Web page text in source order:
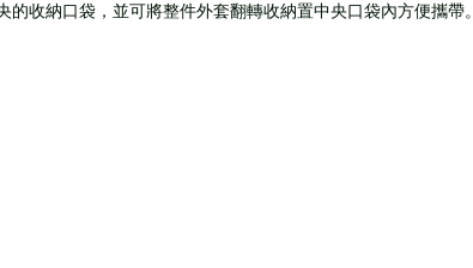
收納口袋，並可將整件外套翻轉收納置中央口袋內方便攜帶。